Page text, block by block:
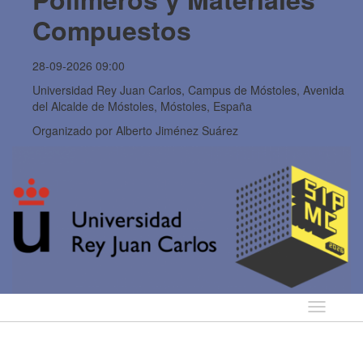
Compuestos
28-09-2026 09:00
Universidad Rey Juan Carlos, Campus de Móstoles, Avenida
del Alcalde de Móstoles, Móstoles, España
Organizado por Alberto Jiménez Suárez
Idioma